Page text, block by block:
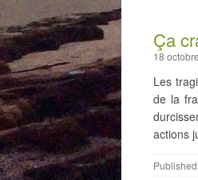
Ça
18
Les
de la
actions